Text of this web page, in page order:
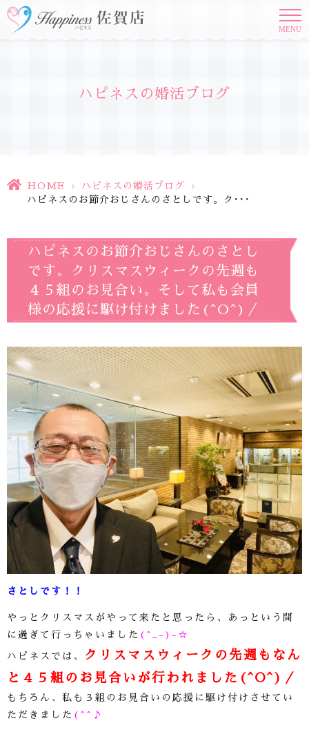
MENU
ハピネスの婚活ブログ
HOME > ハピネスの婚活ブログ
>
ハピネスのお節介おじさんのさとしです。ク･･･
ハピネスのお節介おじさんのさとし
です。クリスマスウィークの先週も
４５組のお見合い。そして私も会員
様の応援に駆け付けました(^O^)／
さとしです！！
やっとクリスマスがやって来たと思ったら、あっという間
に過ぎて行っちゃいました (^_-)-☆
ハピネスでは、
クリスマスウィークの先週もなん
と４５組のお見合いが行われました(^O^)／
もちろん、私も３組のお見合いの応援に駆け付けさせてい
ただきました (^^♪